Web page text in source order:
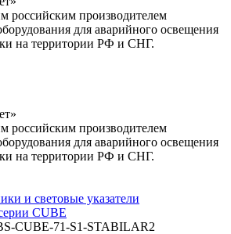
российским производителем
для аварийного освещения
на территории РФ и СНГ.
российским производителем
для аварийного освещения
на территории РФ и СНГ.
и световые указатели
CUBE
CUBE-71-S1-STABILAR2